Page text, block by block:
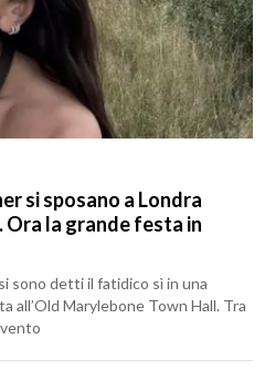
si sposano a Londra
la grande festa in
sono detti il fatidico sì in una
all’Old Marylebone Town Hall. Tra